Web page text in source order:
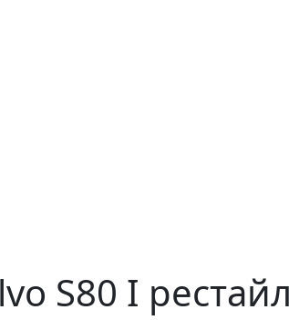
S80 I